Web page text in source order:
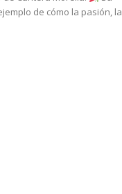
de cómo la pasión, la